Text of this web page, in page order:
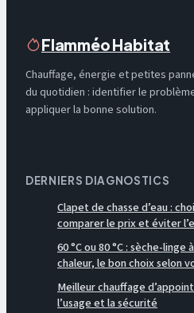
Flamméo Habitat
Chauffage, énergie et petites
du quotidien : identifier le
appliquer la bonne solution.
DERNIERS DIAGNOSTICS
Clapet de chasse d’eau :
comparer le prix et éviter
60 °C ou 80 °C : sèche-
chaleur, le bon choix selon
Meilleur chauffage
l’usage et la sécurité